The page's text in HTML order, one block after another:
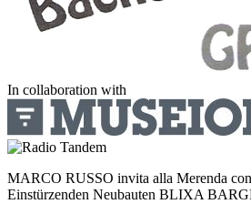
In collaboration with
MARCO RUSSO invita alla Merenda
Einstürzenden Neubauten BLIXA